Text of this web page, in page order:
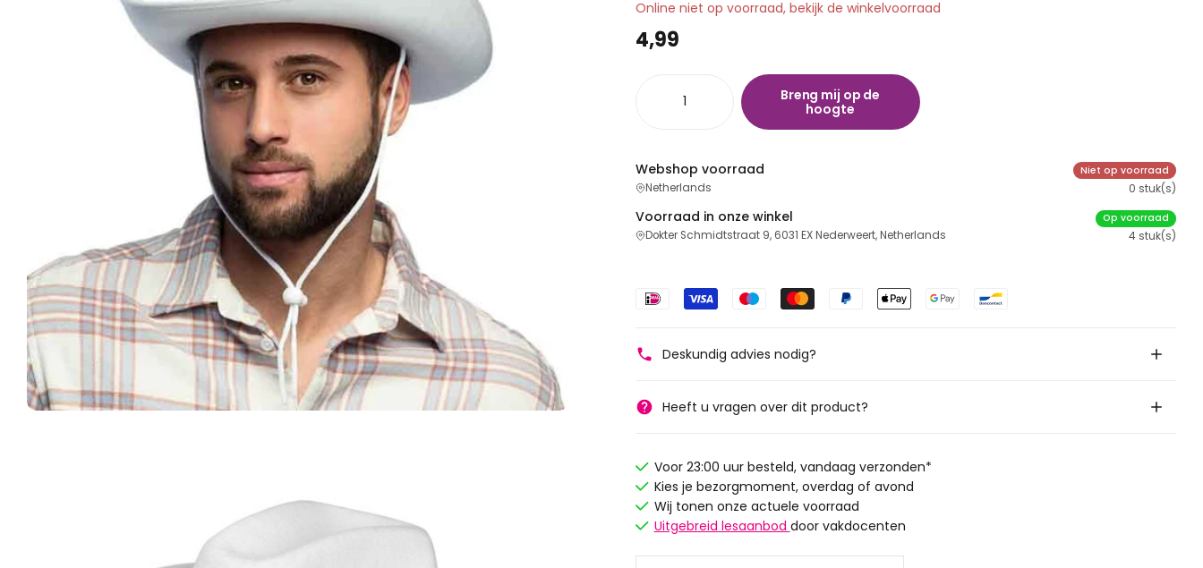
Online niet op voorraad, bekijk de winkelvoorraad
4,99
Breng mij op de
hoogte
Webshop voorraad
Netherlands
Niet op voorraad
0 stuk(s)
Voorraad in onze winkel
Dokter Schmidtstraat 9, 6031 EX Nederweert, Netherlands
Op voorraad
4 stuk(s)
Deskundig advies nodig?
Heeft u vragen over dit product?
Voor 23:00 uur besteld, vandaag verzonden*
Kies je bezorgmoment, overdag of avond
Wij tonen onze actuele voorraad
Uitgebreid lesaanbod door vakdocenten